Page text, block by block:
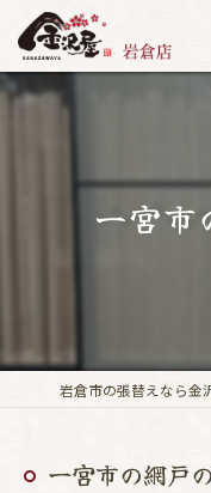
一宮市
一宮市の網戸